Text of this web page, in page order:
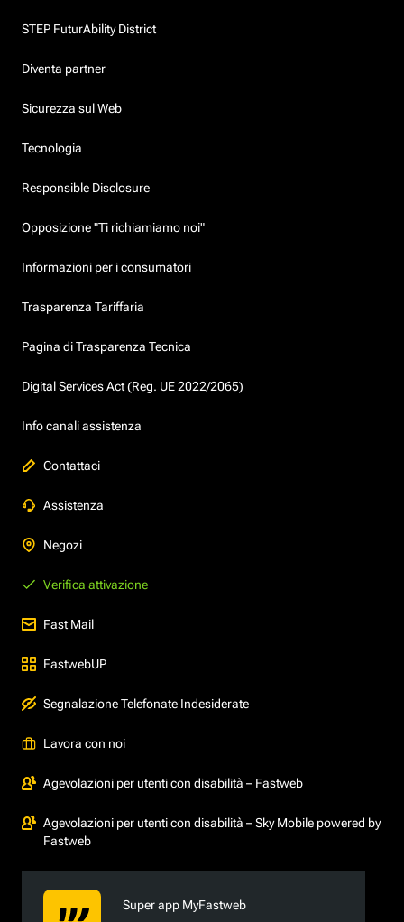
STEP FuturAbility District
Diventa partner
Sicurezza sul Web
Tecnologia
Responsible Disclosure
Opposizione "Ti richiamiamo noi"
Informazioni per i consumatori
Trasparenza Tariffaria
Pagina di Trasparenza Tecnica
Digital Services Act (Reg. UE 2022/2065)
Info canali assistenza
Contattaci
Assistenza
Negozi
Verifica attivazione
Fast Mail
FastwebUP
Segnalazione Telefonate Indesiderate
Lavora con noi
Agevolazioni per utenti con disabilità – Fastweb
Agevolazioni per utenti con disabilità – Sky Mobile powered by
Fastweb
Super app MyFastweb